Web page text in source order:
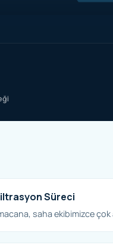
Süreci
saha ekibimizce